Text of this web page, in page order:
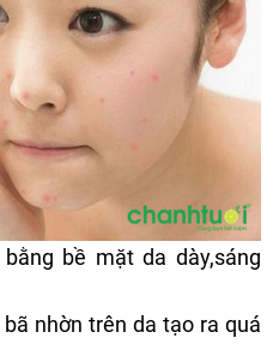
bề mặt da dày,sáng
nhờn trên da tạo ra quá